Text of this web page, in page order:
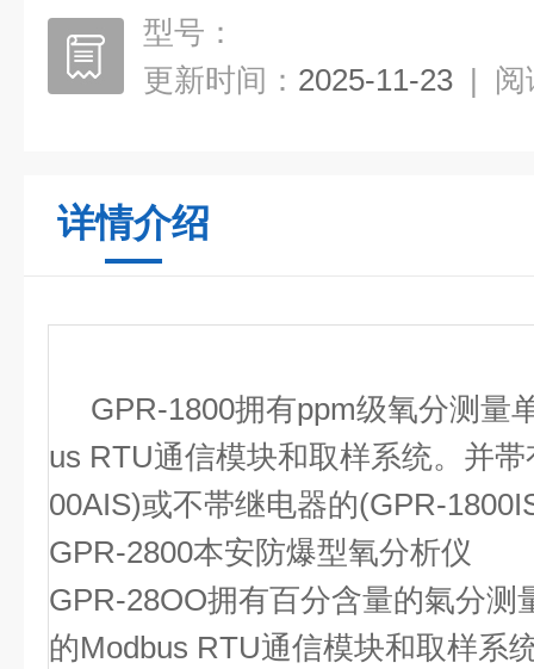
型号：
更新时间： 2025-11-23 | 阅
详情介绍
GPR-1800拥有ppm级氧分测量
us RTU通信模块和取样系统。并
00AIS)或不帯继电器的(GPR-
GPR-2800本安防爆型氧分析仪
GPR-28OO拥有百分含量的氣分测
的Modbus RTU通信模块和取样系